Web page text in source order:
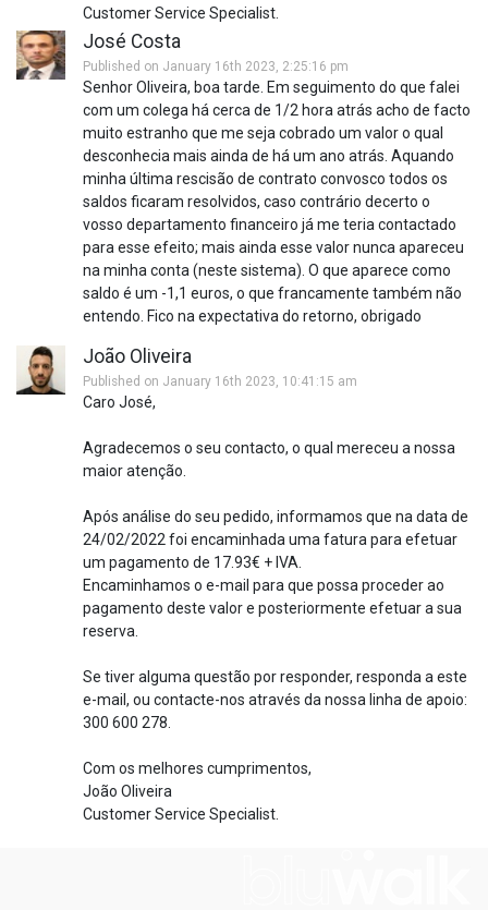
Customer Service Specialist.
José Costa
Published on January 16th 2023, 2:25:16 pm
Senhor Oliveira, boa tarde. Em seguimento do que falei
com um colega há cerca de 1/2 hora atrás acho de facto
muito estranho que me seja cobrado um valor o qual
desconhecia mais ainda de há um ano atrás. Aquando
minha última rescisão de contrato convosco todos os
saldos ficaram resolvidos, caso contrário decerto o
vosso departamento financeiro já me teria contactado
para esse efeito; mais ainda esse valor nunca apareceu
na minha conta (neste sistema). O que aparece como
saldo é um -1,1 euros, o que francamente também não
entendo. Fico na expectativa do retorno, obrigado
João Oliveira
Published on January 16th 2023, 10:41:15 am
Caro José,
Agradecemos o seu contacto, o qual mereceu a nossa
maior atenção.
Após análise do seu pedido, informamos que na data de
24/02/2022 foi encaminhada uma fatura para efetuar
um pagamento de 17.93€ + IVA.
Encaminhamos o e-mail para que possa proceder ao
pagamento deste valor e posteriormente efetuar a sua
reserva.
Se tiver alguma questão por responder, responda a este
e-mail, ou contacte-nos através da nossa linha de apoio:
300 600 278.
Com os melhores cumprimentos,
João Oliveira
Customer Service Specialist.